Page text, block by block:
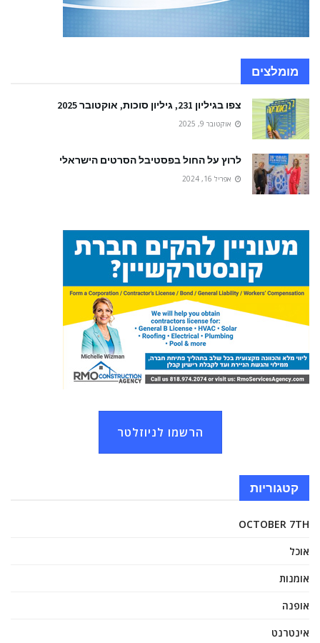
מומלצים
צפו בגיליון 231, גיליון סוכות, אוקטובר 2025
אוקטובר 9, 2025
לרוץ על החול בפסטיבל הסרטים הישראלי
אפריל 16, 2024
הרשמו לניוזלטר
קטגוריות
OCTOBER 7TH
אוכל
אומנות
אופנה
אינטרנט